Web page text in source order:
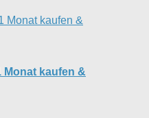
Monat kaufen &